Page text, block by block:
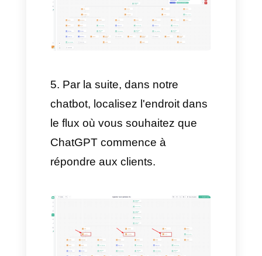
configurez-le à votre guise.
Nous vous proposons ici un
guide étape par étape pour
flux personnalisés.